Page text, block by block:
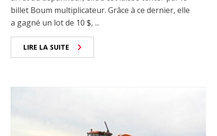
billet Boum multiplicateur. Grâce à ce dernier, elle
a gagné un lot de 10 $, ...
LIRE LA SUITE